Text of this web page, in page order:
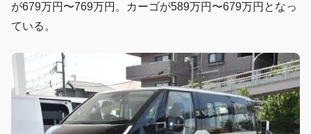
が679万円〜769万円。カーゴが589万円〜679万円となっ
ている。